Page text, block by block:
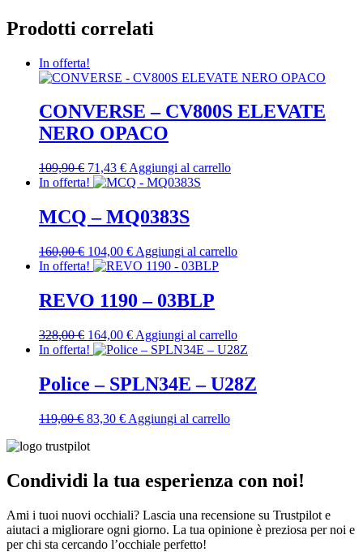
Prodotti correlati
In offerta!
CONVERSE – CV800S ELEVATE
NERO OPACO
109,90€ Il
prezzo
109,90 €.
71,43 €Il
prezzo
è:
71,43 €.
Aggiungi al carrello
In offerta!
MCQ – MQ0383S
160,00€ Il
prezzo
era:
160,00 €.
104,00 €Il
prezzo
è:
104,00 €.
Aggiungi al carrello
In offerta!
REVO 1190 – 03BLP
328,00€ Il
prezzo
328,00 €.
164,00 €Il
prezzo
è:
164,00 €.
Aggiungi al carrello
In offerta!
Police – SPLN34E – U28Z
119,00€ Il
originale
119,00 €.
83,30 €Il
83,30 €.
Aggiungi al carrello
Condividi la tua esperienza con noi!
Ami i tuoi nuovi occhiali? Lascia una recensione su Trustpilot e
aiutaci a migliorare ogni giorno. La tua opinione è preziosa per noi e
per chi sta cercando l’occhiale perfetto!